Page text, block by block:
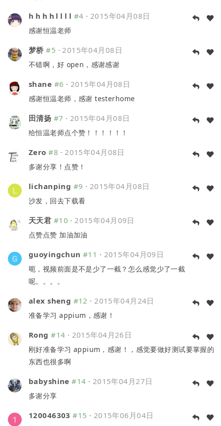
h h h h l l l l #4 · 2015年04月08日
感谢恒温老师
梦桥 #5 · 2015年04月08日
不错啊，好 open，感谢感谢
shane #6 · 2015年04月08日
感谢恒温老师，感谢 testerhome
田清扬 #7 · 2015年04月08日
给恒温老师点个赞！！！！！！
Zero #8 · 2015年04月08日
多谢分享！点赞！
lichanping #9 · 2015年04月08日
沙发，回去下载看
天天君 #10 · 2015年04月09日
点赞点赞 加油加油
guoyingchun #11 · 2015年04月09日
呃，视频前面是不是少了一截？怎么感觉少了一截
呢。。。。
alex sheng #12 · 2015年04月24日
准备学习 appium，感谢！
Rong #14 · 2015年04月26日
刚好准备学习 appium，感谢！，感觉要做好测试要掌握的
东西也很多啊
babyshine #14 · 2015年04月27日
多谢分享
120046303 #15 · 2015年06月04日